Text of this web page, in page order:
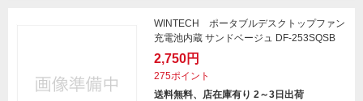
WINTECH ポータブルデスクトップファン
充電池内蔵 サンドベージュ DF-253SQSB
2,750円
275ポイント
送料無料、店在庫有り 2～3日出荷